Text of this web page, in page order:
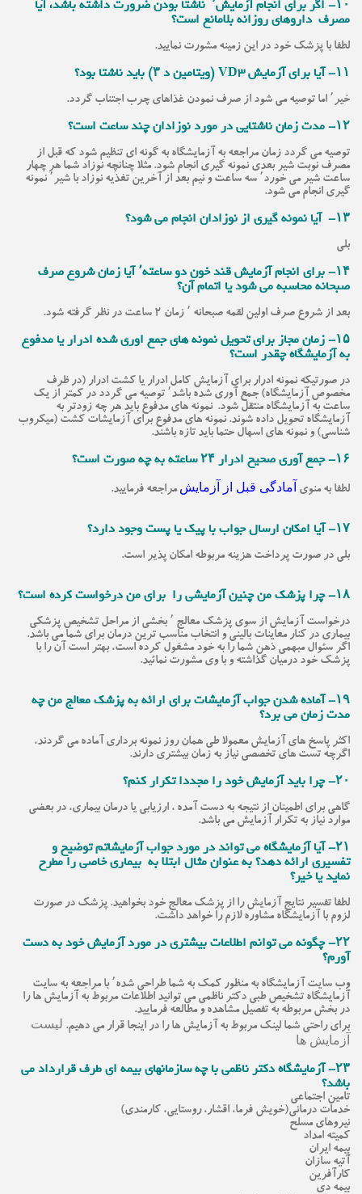
۱۰- اگر برای انجام آزمایش٬ ناشتا بودن ضرورت داشته باشد، آیا
مصرف داروهای روزانه بلامانع است؟
لطفا با پزشک خود در این زمینه مشورت نمایید.
۱۱- آیا برای آزمایش VD3 (ویتامین د ۳) باید ناشتا بود؟
خیر٬ اما توصیه می شود از صرف نمودن غذاهای چرب اجتناب گردد.
۱۲- مدت زمان ناشتایی در مورد نوزادان چند ساعت است؟
توصیه می گردد زمان مراجعه به آزمایشگاه به گونه ای تنظیم شود که قبل از
مصرف نوبت شیر بعدی نمونه گیری انجام شود. مثلا چنانچه نوزاد شما هر چهار
ساعت شیر می خورد٬ سه ساعت و نیم بعد از آخرین تغذیه نوزاد با شیر٬ نمونه
گیری انجام می شود.
۱۳- آیا نمونه گیری از نوزادان انجام می شود؟
بلی
۱۴- برای انجام آزمایش قند خون دو ساعته٬ آیا زمان شروع صرف
صبحانه محاسبه می شود یا اتمام آن؟
بعد از شروع صرف اولین لقمه صبحانه ٬ زمان ۲ ساعت در نظر گرفته شود.
۱۵- زمان مجاز برای تحویل نمونه های جمع اوری شده ادرار یا مدفوع
به آزمایشگاه چقدر است؟
در صورتیکه نمونه ادرار برای آزمایش کامل ادرار یا کشت ادرار (در ظرف
مخصوص آزمایشگاه) جمع آوری شده باشد٬ توصیه می گردد در کمتر از یک
ساعت به آزمایشگاه منتقل شود. نمونه های مدفوع باید هر چه زودتر به
آزمایشگاه تحویل داده شوند. نمونه های مدفوع برای آزمایشات کشت (میکروب
شناسی) و نمونه های اسهال حتما باید تازه باشند.
۱۶- جمع آوری صحیح ادرار ۲۴ ساعته به چه صورت است؟
لطفا به منوی آمادگی قبل از آزمایشمراجعه فرمایید.
۱۷- آیا امکان ارسال جواب با پیک یا پست وجود دارد؟
بلی در صورت پرداخت هزینه مربوطه امکان پذیر است.
۱۸- چرا پزشک من چنین آزمایشی را برای من درخواست کرده است؟
درخواست آزمایش از سوی پزشک معالج ٬ بخشی از مراحل تشخیص پزشکی
بیماری در کنار معاینات بالینی و انتخاب مناسب ترین درمان برای شما می باشد.
اگر سئوال مبهمی ذهن شما را به خود مشغول کرده است، بهتر است آن را با
پزشک خود درمیان گذاشته و با وی مشورت نمائید.
۱۹- آماده شدن جواب آزمایشات برای ارائه به پزشک معالج من چه
مدت زمان می برد؟
اکثر پاسخ های آزمایش معمولا طی همان روز نمونه برداری آماده می گردند،
اگرچه تست های تخصصی نیاز به زمان بیشتری دارند.
۲۰- چرا باید آزمایش خود را مجددا تکرار کنم؟
گاهی برای اطمینان از نتیجه به دست آمده ، ارزیابی یا درمان بیماری، در بعضی
موارد نیاز به تکرار آزمایش می باشد.
۲۱- آیا آزمایشگاه می تواند در مورد جواب آزمایشاتم توضیح و
تفسیری ارائه دهد؟ به عنوان مثال ابتلا به بیماری خاصی را مطرح
نماید یا خیر؟
لطفا تفسیر نتایج آزمایش را از پزشک معالج خود بخواهید. پزشک در صورت
لزوم با آزمایشگاه مشاوره لازم را خواهد داشت.
۲۲- چگونه می توانم اطلاعات بیشتری در مورد آزمایش خود به دست
آورم؟
وب سایت آزمایشگاه به منظور کمک به شما طراحی شده٬ با مراجعه به سایت
آزمایشگاه تشخیص طبی دکتر ناظمی می توانید اطلاعات مربوط به آزمایش ها را
در بخش مربوطه به تفصیل مشاهده و مطالعه فرمایید.
برای راحتی شما لینک مربوط به آزمایش ها را در اینجا قرار می دهیم. لیست
آزمایش ها
۲۳- آزمایشگاه دکتر ناظمی با چه سازمانهای بیمه ای طرف قرارداد می
باشد؟
تامین اجتماعی
خدمات درمانی(خویش فرما، اقشار، روستایی، کارمندی)
نیروهای مسلح
کمیته امداد
بیمه ایران
آتیه سازان
کارآفرین
بیمه دی